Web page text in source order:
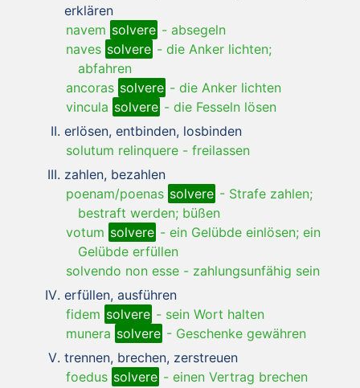
erklären
navem solvere - absegeln
naves solvere - die Anker lichten;
abfahren
ancoras solvere - die Anker lichten
vincula solvere - die Fesseln lösen
erlösen, entbinden, losbinden
solutum relinquere - freilassen
zahlen, bezahlen
poenam/poenas solvere - Strafe zahlen;
bestraft werden; büßen
votum solvere - ein Gelübde einlösen; ein
Gelübde erfüllen
solvendo non esse - zahlungsunfähig sein
erfüllen, ausführen
fidem solvere - sein Wort halten
munera solvere - Geschenke gewähren
trennen, brechen, zerstreuen
foedus solvere - einen Vertrag brechen